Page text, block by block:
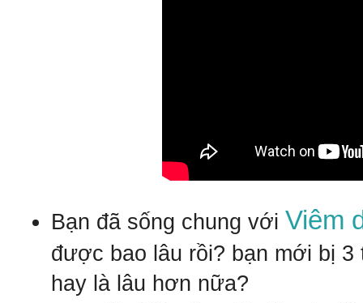
Bạn đã sống chung với Viêm
được bao lâu rồi? bạn mới bị 3
hay là lâu hơn nữa?